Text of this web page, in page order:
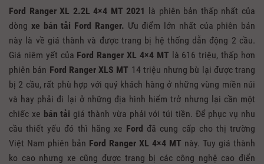
Ford Ranger XL 2.2L 4×4 MT 2021 là phiên bản thấp nhất của
dòng xe bán tải Ford Ranger. Ưu điểm lớn nhất của phiên bản
này là về giá thành và được trang bị hệ thống dẫn động 2 cầu.
Giá niêm yết của Ford Ranger XL 4×4 MT là 616 triệu, thấp hơn
phiên bản Ford Ranger XLS MT 14 triệu nhưng bù lại được trang
bị 2 cầu, rất phù hợp với quý khách hàng ở những vùng miền núi
và hay phải đi lại ở những địa hình hiểm trở nhưng lại cần một
chiếc xe bán tải giá thành vừa phải với túi tiền. Để phục vụ nhu
cầu thiết yếu đó thì hãng xe Ford đã cung cấp cho thị trường
Việt Nam phiên bản Ford Ranger XL 4×4 MT này. Tuy giá thành
ko cao nhưng xe cũng được trang bị các công nghệ cao điển